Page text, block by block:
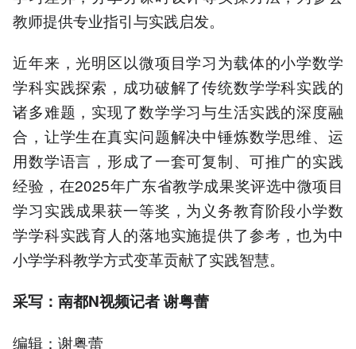
教师提供专业指引与实践启发。
近年来，光明区以微项目学习为载体的小学数学
学科实践探索，成功破解了传统数学学科实践的
诸多难题，实现了数学学习与生活实践的深度融
合，让学生在真实问题解决中锤炼数学思维、运
用数学语言，形成了一套可复制、可推广的实践
经验，在2025年广东省教学成果奖评选中微项目
学习实践成果获一等奖，为义务教育阶段小学数
学学科实践育人的落地实施提供了参考，也为中
小学学科教学方式变革贡献了实践智慧。
采写：南都N视频记者 谢粤蕾
编辑：谢粤蕾